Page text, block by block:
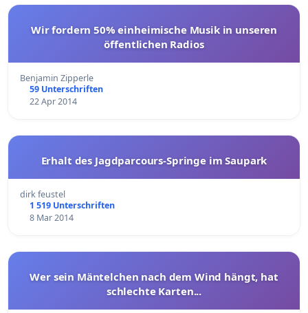
Wir fordern 50% einheimische Musik in unseren
öffentlichen Radios
Benjamin Zipperle
59 Unterschriften
22 Apr 2014
Erhalt des Jagdparcours-Springe im Saupark
dirk feustel
1 519 Unterschriften
8 Mar 2014
Wer sein Mäntelchen nach dem Wind hängt, hat
schlechte Karten...